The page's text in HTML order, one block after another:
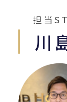
担当
川